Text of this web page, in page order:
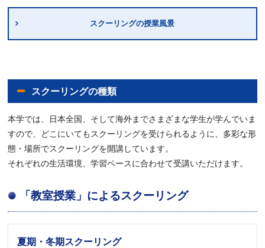
スクーリングの授業風景
スクーリングの種類
本学では、日本全国、そして海外までさまざまな学生が学んでいま
すので、どこにいてもスクーリングを受けられるように、多彩な形
態・場所でスクーリングを開講しています。
それぞれの生活環境、学習ペースに合わせて受講いただけます。
「教室授業」によるスクーリング
夏期・冬期スクーリング